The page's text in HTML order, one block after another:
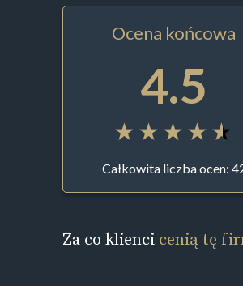
Ocena końcowa
4.5
Całkowita liczba ocen:
Za co klienci cenią tę